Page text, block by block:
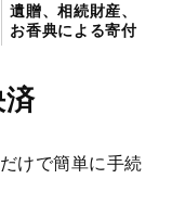
遺贈、相続財産、
お香典による寄付
けで簡単に手続